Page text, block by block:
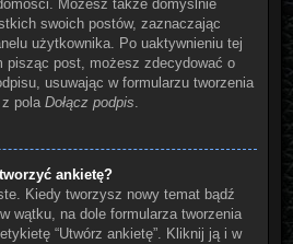
Możesz także domyślnie
swoich postów, zaznaczając
użytkownika. Po uaktywnieniu tej
pisząc post, możesz zdecydować o
usuwając w formularzu tworzenia
pola Dołącz podpis.
ankietę?
Kiedy tworzysz nowy temat bądź
wątku, na dole formularza tworzenia
“Utwórz ankietę”. Kliknij ją i w